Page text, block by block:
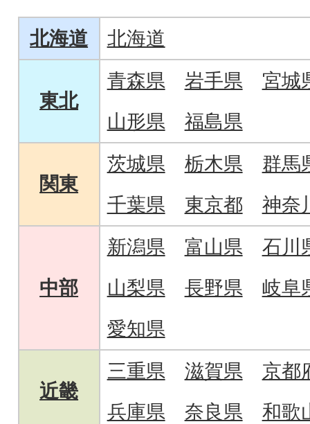
北海道 北海道
東北
青森県 岩手県
宮城
山形県
福島県
関東
茨城県 栃木県
群馬
千葉県
東京都 神奈
中部
新潟県 富山県
石川
山梨県
長野県
岐阜
愛知県
近畿
三重県 滋賀県
京都
兵庫県
奈良県 和歌